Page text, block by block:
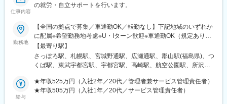
仕事内容
の就労・自立サポートを行います。
勤務地
【全国の拠点で募集／車通勤OK／転勤なし】下記地域のいずれか
に配属※希望勤務地考慮※U・Iターン歓迎※車通勤OK（規定あり）
■北海道・東北北海道、宮城、福島■関東茨城、栃木、群馬、埼
玉、千葉、東京、神奈川 ■中部新潟、富山、石川、長野、岐阜、
静岡、愛知■近畿三重、滋賀、京都、大阪、兵庫、奈良、和歌山 ■
熊本、大分、宮崎、鹿児島、沖縄＼新規開所予定センター／■R三
宮／神戸市中央区御幸通6-1-20■津駅前／津市栄町3-142-1■ウェ
【最寄り駅】
さっぽろ駅、札幌駅、宮城野通駅、広瀬通駅、郡山駅(福島県)、つ
くば駅、東武宇都宮駅、宇都宮駅、高崎駅、航空公園駅、所沢
加駅、春日部駅、西船橋駅、松戸駅、京成千葉駅、千葉駅、本八
幡駅(総武線)、秋葉原駅、三鷹駅、北千住駅、町田駅、錦糸町駅、
給与
★年収525万円（入社2年／20代／管理者兼サービス管理責任者）
★年収505万円（入社1年／20代／サービス管理責任者）